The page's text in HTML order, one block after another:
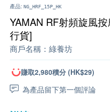
產品: NG_HRF_15P_HK
YAMAN RF射頻旋風
行貨]
商戶名稱： 綠養坊
賺取2,980積分 (HK$29)
為產品留下第一個評論